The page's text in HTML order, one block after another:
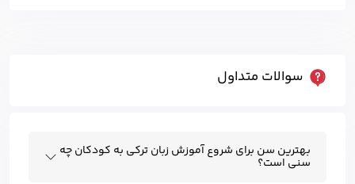
سوالات متداول
بهترین سن برای شروع آموزش زبان ترکی به کودکان چه
سنی است؟